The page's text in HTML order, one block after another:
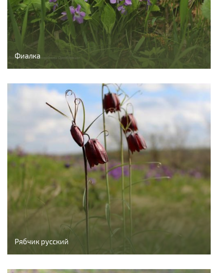
Фиалка
Рябчик русский